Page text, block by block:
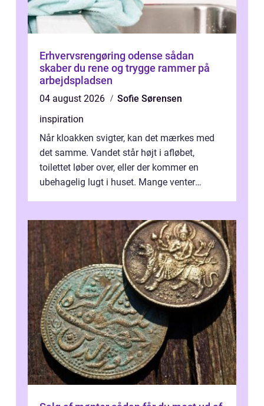
Erhvervsrengøring odense sådan
skaber du rene og trygge rammer på
arbejdspladsen
04 august 2026
Sofie Sørensen
inspiration
Når kloakken svigter, kan det mærkes med
det samme. Vandet står højt i afløbet,
toilettet løber over, eller der kommer en
ubehagelig lugt i huset. Mange venter